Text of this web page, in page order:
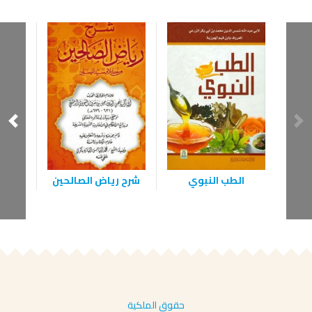
الطب النبوي شرح رياض الصالحين
حقوق الملكية